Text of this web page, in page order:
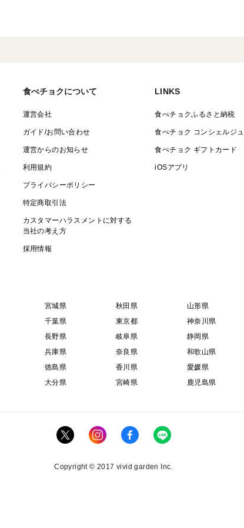
食べチョクについて
運営会社
ガイド/お問い合わせ
運営からのお知らせ
利用規約
プライバシーポリシー
特定商取引法
カスタマーハラスメントに対する
当社の考え方
採用情報
LINKS
食べチョクふるさと納税
食べチョク コンシェルジュ
食べチョク ギフトカード
iOSアプリ
宮城県 秋田県 山形県
千葉県 東京都 神奈川県
長野県 岐阜県 静岡県
兵庫県 奈良県 和歌山県
徳島県 香川県 愛媛県
大分県 宮崎県 鹿児島県
Copyright © 2017 vivid garden Inc.